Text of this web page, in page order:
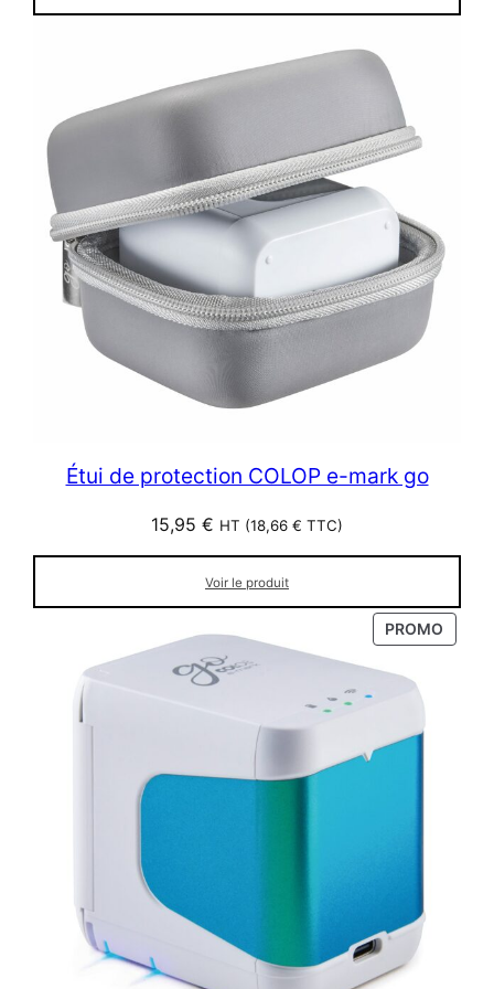
Étui de protection COLOP e-mark go
15,95 € HT (18,66 € TTC)
Voir le produit
PROMO
EN